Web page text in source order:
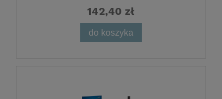
142,40 zł
do koszyka